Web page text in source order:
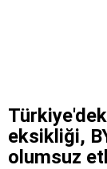
eksikliği,
olumsuz